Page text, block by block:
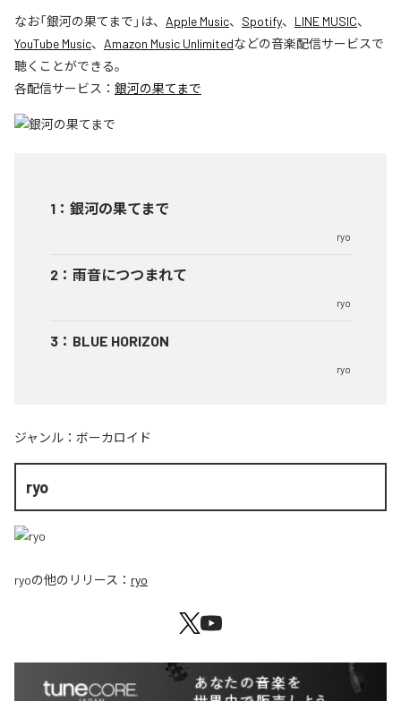
なお「銀河の果てまで 」は、 Apple Music、 Spotify、 LINE MUSIC、
YouTube Music、 Amazon Music Unlimitedなどの音楽配信サービスで
聴くことができる。
各配信サービス： 銀河の果てまで
1 ： 銀河の果てまで
ryo
2 ： 雨音につつまれて
ryo
3 ： BLUE HORIZON
ryo
ジャンル： ボーカロイド
ryo
ryoの他のリリース： ryo